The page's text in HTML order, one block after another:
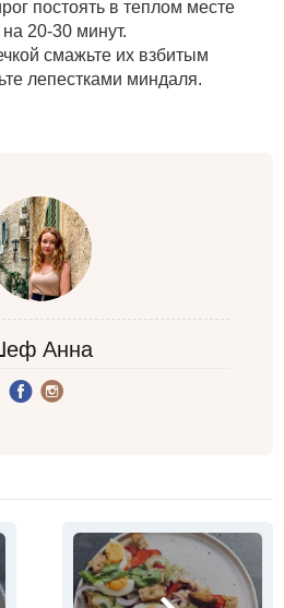
постоять в теплом месте
на 20-30 минут.
смажьте их взбитым
лепестками миндаля.
Анна